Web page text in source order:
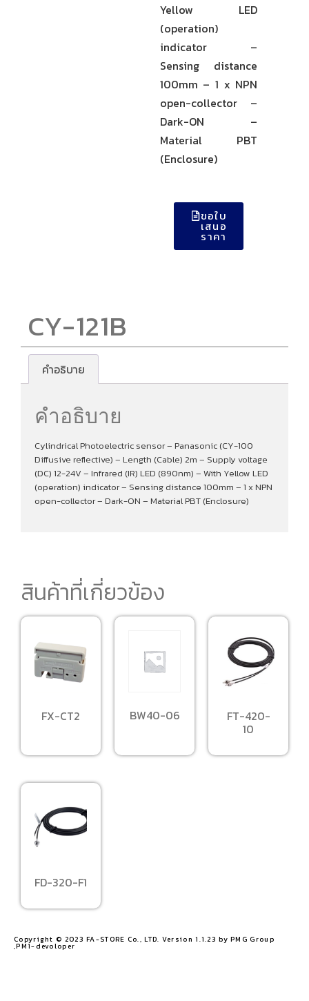
Yellow LED
(operation)
indicator –
Sensing distance
100mm – 1 x NPN
open-collector –
Dark-ON –
Material PBT
(Enclosure)
ขอใบ
เสนอ
ราคา
CY-121B
คำอธิบาย
คำอธิบาย
Cylindrical Photoelectric sensor – Panasonic (CY-100
Diffusive reflective) – Length (Cable) 2m – Supply voltage
(DC) 12-24V – Infrared (IR) LED (890nm) – With Yellow LED
(operation) indicator – Sensing distance 100mm – 1 x NPN
open-collector – Dark-ON – Material PBT (Enclosure)
สินค้าที่เกี่ยวข้อง
FX-CT2 BW40-06 FT-420-
10
FD-320-F1
Copyright © 2023 FA-STORE Co., LTD. Version 1.1.23 by PMG Group
,PM1-devoloper​